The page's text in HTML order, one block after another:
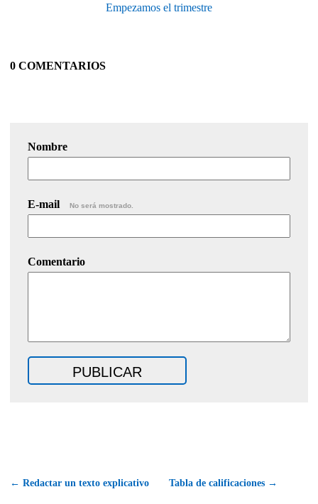
Empezamos el trimestre
0 COMENTARIOS
Nombre
E-mail No será mostrado.
Comentario
← Redactar un texto explicativo Tabla de calificaciones →